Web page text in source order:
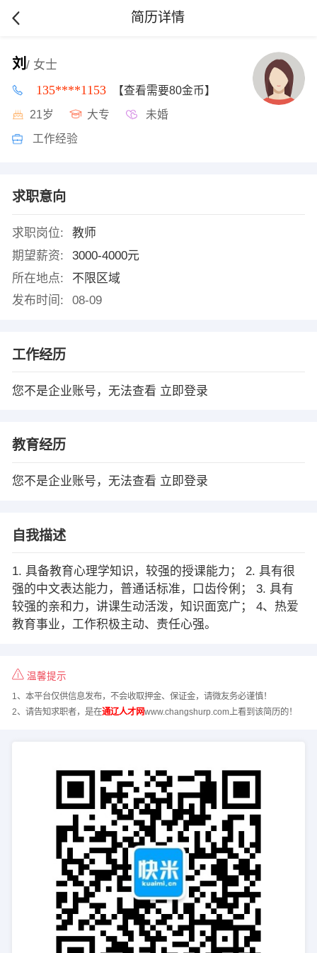
简历详情
刘 / 女士
135****1153 【查看需要80金币】
21岁 大专 未婚
工作经验
求职意向
求职岗位:
教师
期望薪资:
3000-4000元
所在地点:
不限区域
发布时间:
08-09
工作经历
您不是企业账号，无法查看 立即登录
教育经历
您不是企业账号，无法查看 立即登录
自我描述
1. 具备教育心理学知识，较强的授课能力； 2. 具有很
强的中文表达能力，普通话标准，口齿伶俐； 3. 具有
较强的亲和力，讲课生动活泼，知识面宽广； 4、热爱
教育事业，工作积极主动、责任心强。
温馨提示
1、本平台仅供信息发布，不会收取押金、保证金，请微友务必谨慎！
2、请告知求职者，是在通辽人才网www.changshurp.com上看到该简历的！